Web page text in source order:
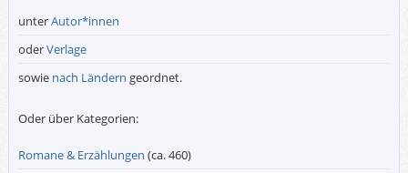
unterAutor*innen
oderVerlage
sowie nach Ländern geordnet.
Oder über Kategorien:
Romane & Erzählungen (ca. 460)